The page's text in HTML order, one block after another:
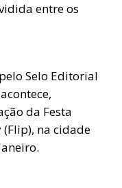
entre os
Selo Editorial
da Festa
na cidade